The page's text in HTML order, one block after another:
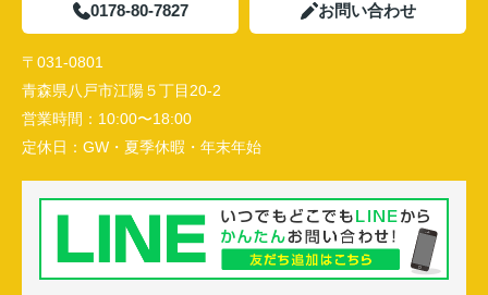
0178-80-7827 お問い合わせ
〒031-0801
青森県八戸市江陽５丁目20-2
営業時間： 10:00〜18:00
定休日： GW・夏季休暇・年末年始